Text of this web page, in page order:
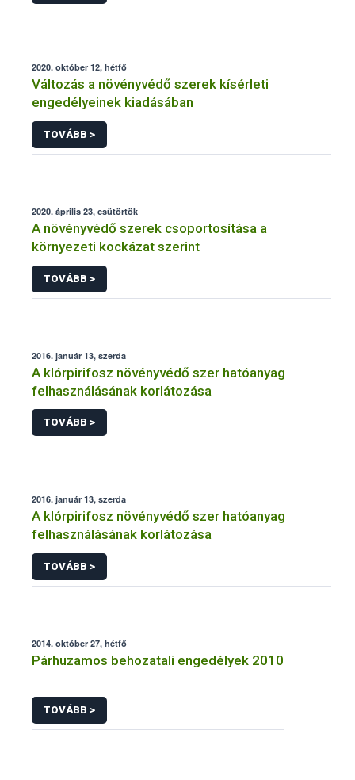
2020. október 12, hétfő
Változás a növényvédő szerek kísérleti
engedélyeinek kiadásában
TOVÁBB >
2020. április 23, csütörtök
A növényvédő szerek csoportosítása a
környezeti kockázat szerint
TOVÁBB >
2016. január 13, szerda
A klórpirifosz növényvédő szer hatóanyag
felhasználásának korlátozása
TOVÁBB >
2016. január 13, szerda
A klórpirifosz növényvédő szer hatóanyag
felhasználásának korlátozása
TOVÁBB >
2014. október 27, hétfő
Párhuzamos behozatali engedélyek 2010
TOVÁBB >